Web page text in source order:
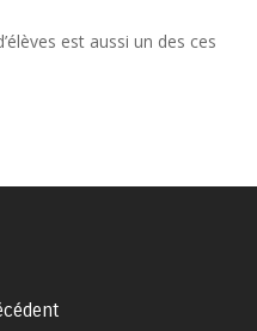
est aussi un des ces